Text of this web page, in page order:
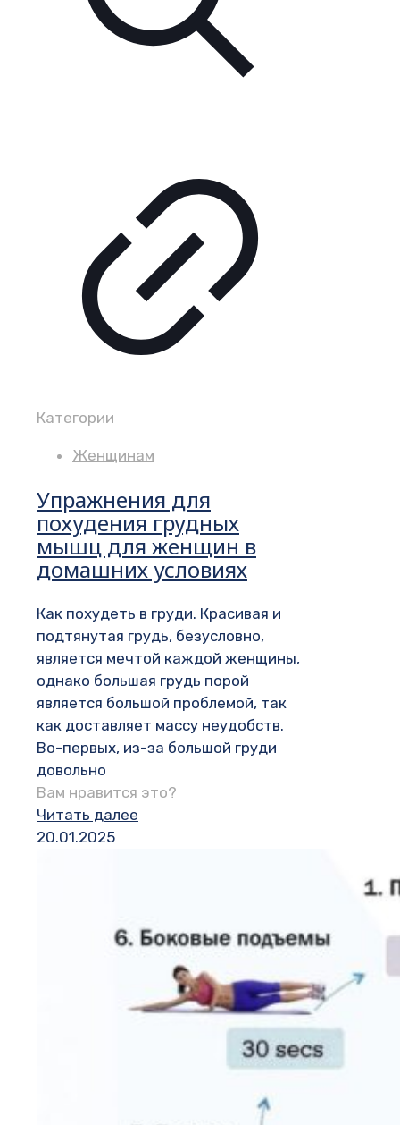
Категории
Женщинам
Упражнения для
похудения грудных
мышц для женщин в
домашних условиях
Как похудеть в груди. Красивая и
подтянутая грудь, безусловно,
является мечтой каждой женщины,
однако большая грудь порой
является большой проблемой, так
как доставляет массу неудобств.
Во-первых, из-за большой груди
довольно
Вам нравится это?
Читать далее
20.01.2025